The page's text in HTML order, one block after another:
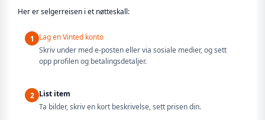
Her er selgerreisen i et nøtteskall:
1
Lag en Vinted konto
Skriv under med e-posten eller via sosiale medier, og sett
opp profilen og betalingsdetaljer.
2 List item
Ta bilder, skriv en kort beskrivelse, sett prisen din.